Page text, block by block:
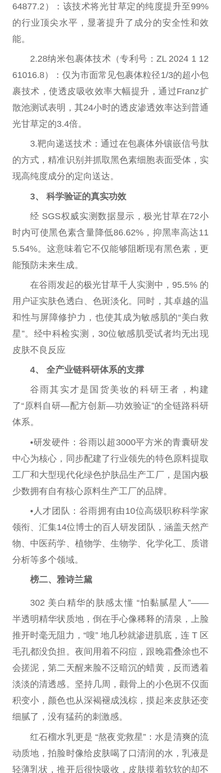
64877.2）：该技术将光甘草定的纯度提升至99%
的行业顶尖水平，显著提升了成分的安全性和效
能。
2.28纳米包裹体技术（专利号：ZL 2024 1 12
61016.8）：仅为市面常见包裹体粒径1/3的超小包
裹技术，使透皮吸收效率大幅提升，通过Franz扩
散池测试表明，其24小时的透皮渗透效率达到普通
光甘草定的3.4倍。
3.靶向递送技术：通过在包裹体外镶嵌信号肽
的方式，精准识别并抓取黑色素细胞表面受体，实
现高纯度成分的定向送达。
3、 科学验证的真实功效
经 SGS权威实测数据显示，极光甘草在72小
时内可使黑色素含量降低86.62%，抑黑率高达11
5.54%。这意味着它不仅能够阻断现有黑色素，更
能预防未来生成。
在谷雨发起的极光甘草千人实测中，95.5% 的
用户证实肤色透白、色斑淡化。同时，其卓越的温
和性与屏障修护力，也使其成为敏感肌的“美白救
星”。经中科检实测，30位敏感肌受试者均无出现
皮肤不良反应
4、 全产业链科研体系的支撑
谷雨其实才是国货美妆的科研王者，构建
了“原料自研—配方创新—功效验证”的全链路科研
体系。
•研发硬件：谷雨以超3000平方米的青囊研发
中心为核心，同步配建了行业领先的特色原料提取
工厂和大型现代化绿色护肤品生产工厂，是国内极
少数拥有自有核心原料生产工厂的品牌。
•人才团队：谷雨拥有由10位高级职称科学家
领衔、汇集14位博士的百人研发团队，涵盖天然产
物、中医药学、植物学、生物学、化学化工、质谱
分析等多个领域。
榜二、雅诗兰黛
302 美白精华的肤感太懂 “怕黏腻星人”——
半透明精华状质地，倒在手心像稀释的清泉，上脸
推开时毫无阻力，“嗖” 地几秒就渗进肌底，连 T 区
毛孔都没负担。夜间用着不闷痘，跟晚霜叠涂也不
会搓泥，第二天醒来脸不泛暗沉的蜡黄，反而透着
淡淡的清透感。坚持几周，颧骨上的小色斑不仅面
积变小，颜色也从深褐褪成浅棕，摸起来皮肤还变
细腻了，没有猛药的刺激感。
红石榴水乳更是 “熬夜党救星”：水是清爽的流
动质地，拍脸时像给皮肤喝了口清润的水，乳液是
轻薄乳状，推开后很快吸收，皮肤摸着软软的却不